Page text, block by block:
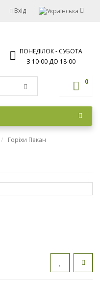
Вхід
ПОНЕДІЛОК - СУБОТА
З 10-00 ДО 18-00
0
Горіхи Пекан